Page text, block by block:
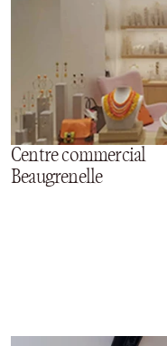
Centre commercial
Beaugrenelle